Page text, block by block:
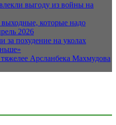
выгоду из войны на
которые надо
2026
за похудение на уколах
Арсланбека Махмудова